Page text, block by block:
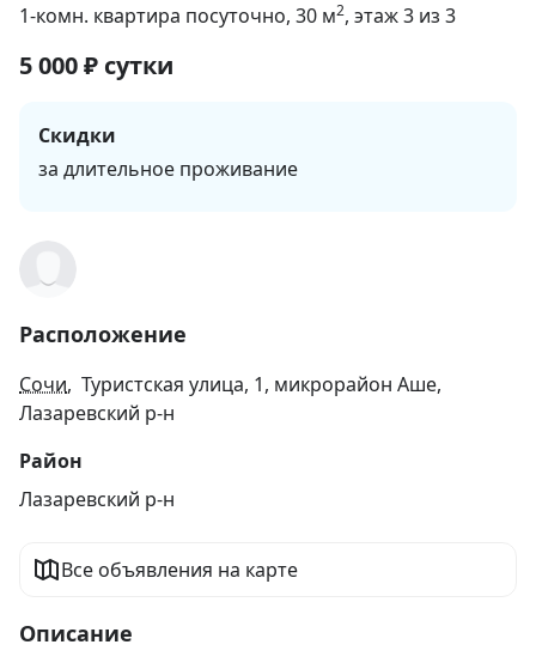
40
1-комн. квартира посуточно, 30 м2, этаж 3 из 3
5 000₽ сутки
Скидки
за длительное проживание
Расположение
Сочи, Туристская улица, 1, микрорайон Аше,
Лазаревский р-н
Район
Лазаревский р-н
Все объявления на карте
Описание